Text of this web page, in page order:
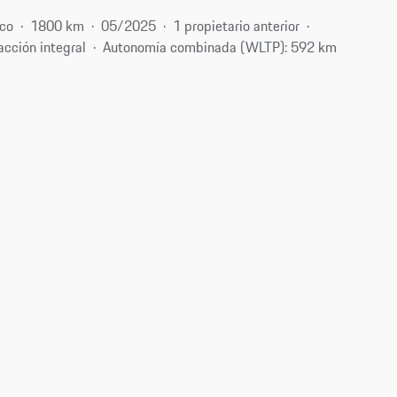
1800 km 05/2025
1 propietario anterior
integral
Autonomía combinada (WLTP): 592 km